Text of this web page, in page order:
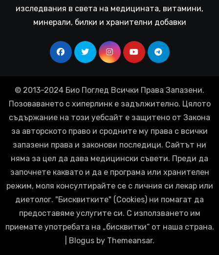
изследвания в света на медицината, витамини,
минерали, билки и хранителни добавки
© 2013-2024 Био Поглед Всички Права Запазени.
Позоваването с хиперлинк е задължително. Цялото
съдържание на този уебсайт е защитено от Закона
за авторското право и сродните му права с всички
запазени права и законови последици. Сайтът ни
няма за цел да дава медицински съвети. Преди да
започнете каквато и да е програма или хранителен
режим, моля консултирайте се с личния си лекар или
диетолог. "Бисквитките" (Cookies) ни помагат да
предоставяме услугите си. С използването им
приемате употребата на „бисквитки“ от наша страна.
Blogusby Themeansar.